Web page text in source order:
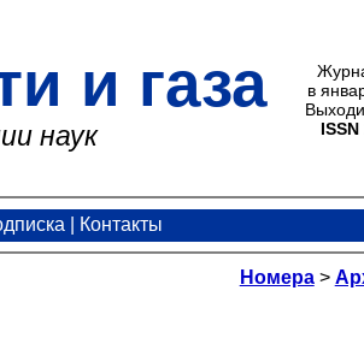
и газа
наук
в
Контакты
Номера>